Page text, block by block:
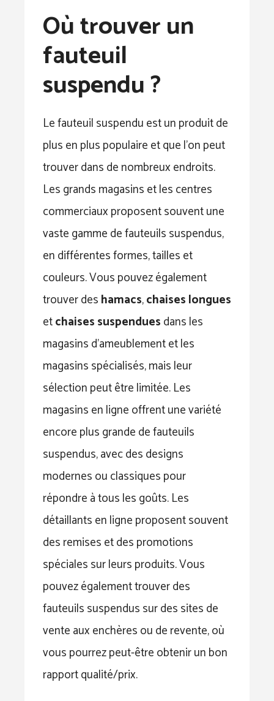
Où trouver un
fauteuil
suspendu ?
Le fauteuil suspendu est un produit de
plus en plus populaire et que l’on peut
trouver dans de nombreux endroits.
Les grands magasins et les centres
commerciaux proposent souvent une
vaste gamme de fauteuils suspendus,
en différentes formes, tailles et
couleurs. Vous pouvez également
trouver deshamacs,chaises longues
etchaises suspenduesdans les
magasins d’ameublement et les
magasins spécialisés, mais leur
sélection peut être limitée. Les
magasins en ligne offrent une variété
encore plus grande de fauteuils
suspendus, avec des designs
modernes ou classiques pour
répondre à tous les goûts. Les
détaillants en ligne proposent souvent
des remises et des promotions
spéciales sur leurs produits. Vous
pouvez également trouver des
fauteuils suspendus sur des sites de
vente aux enchères ou de revente, où
vous pourrez peut-être obtenir un bon
rapport qualité/prix.